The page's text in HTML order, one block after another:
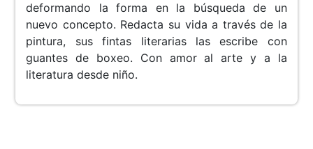
deformando la forma en la búsqueda de un
nuevo concepto. Redacta su vida a través de la
pintura, sus fintas literarias las escribe con
guantes de boxeo. Con amor al arte y a la
literatura desde niño.